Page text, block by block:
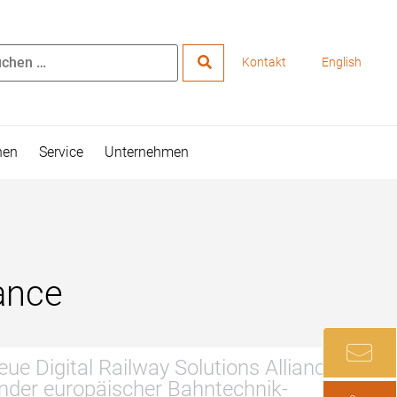
Kontakt English
Service Unternehmen
Digital Railway Solutions Alliance
europäischer Bahntechnik-